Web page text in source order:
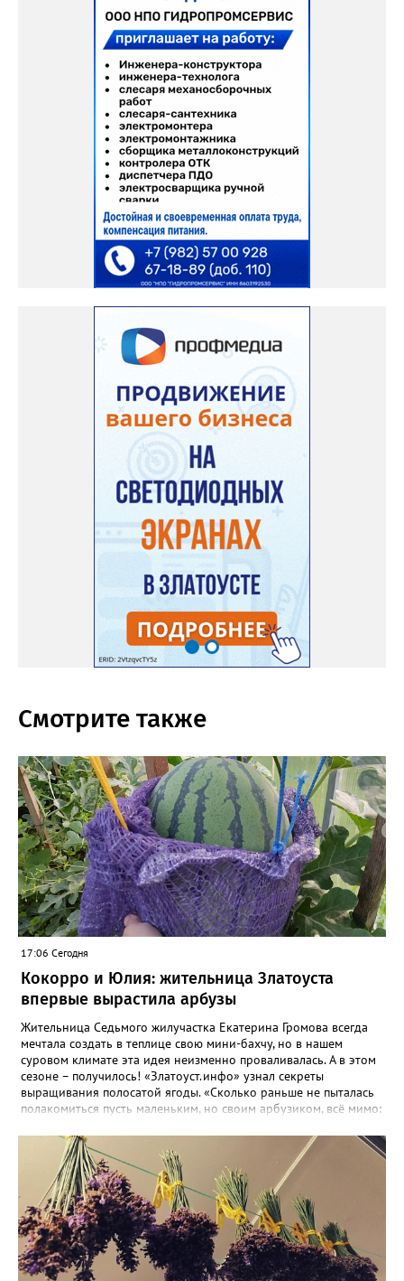
Смотрите также
17:06 Сегодня
Кокорро и Юлия: жительница Златоуста
впервые вырастила арбузы
Жительница Седьмого жилучастка Екатерина Громова всегда
мечтала создать в теплице свою мини-бахчу, но в нашем
суровом климате эта идея неизменно проваливалась. А в этом
сезоне – получилось! «Златоуст.инфо» узнал секреты
выращивания полосатой ягоды. «Сколько раньше не пыталась
полакомиться пусть маленьким, но своим арбузиком, всё мимо:
«Златоуст.инфо» садовод. – В этом году посадила сорт так
называемых северных арбузов – «Юлия», а также «Коккоро»
(он жёлтый и, говорят, очень сладкий). Вот уже первый на пару
кило вызрел. Чтобы не оборвал плеть, подвешиваю своих
полосатиков в сетках из-под овощей или авоськах,
подкармливаю. Не терпится попробовать!». Опытные
бахчеводы из южных регионов в соцсетях посоветовали нашей
землячке: арбуз будет созревшим не раньше, чем с его кожуры
пропадет матовость (станет глянцевым). По срокам опыления